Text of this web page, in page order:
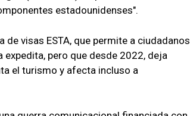
estadounidenses".
visas ESTA, que permite a ciudadanos
pero que desde 2022, deja
el turismo y afecta incluso a